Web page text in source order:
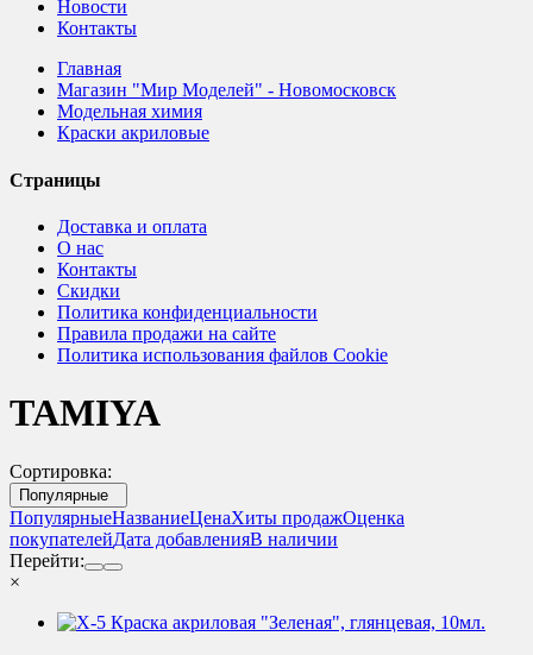
Новости
Контакты
Главная
Магазин "Мир Моделей" - Новомосковск
Модельная химия
Краски акриловые
Страницы
Доставка и оплата
О нас
Контакты
Скидки
Политика конфиденциальности
Правила продажи на сайте
Политика использования файлов Cookie
TAMIYA
Сортировка:
Популярные
ПопулярныеНазваниеЦенаХиты продажОценка
покупателейДата добавленияВ наличии
Перейти:
×